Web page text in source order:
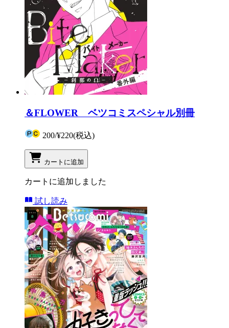
＆FLOWER ベツコミスペシャル別冊
200/¥220(税込)
カートに追加
カートに追加しました
試し読み